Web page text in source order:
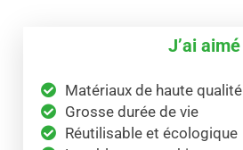
J’ai aimé
Matériaux de haute qualité
Grosse durée de vie
Réutilisable et écologique